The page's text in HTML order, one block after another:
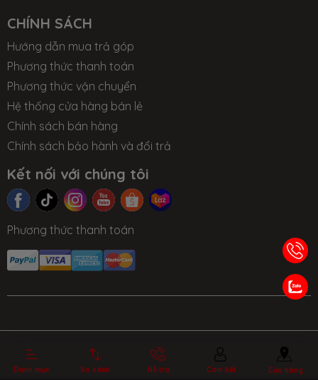
QUYỀN
HÀNH
bàn phím được ghép nối độc đáo, thiết kế mỏng nhẹ
đến bất ngờ đối với một dòng gaming chỉ mỏng
21,7mm. Bên cạnh đó còn có thiết kế thông gió hình
chữ X ẩn ở dưới máy tạo nên 1 điểm bật đầy thu hút.
Cấu tạo từ hợp kim nhôm xám chắc chắn nhưng chỉ mỏng
một chiếc laptop gaming mỏng nhất, nhanh nhất và
CHÍNH SÁCH
Hướng dẫn mua trả góp
Phương thức thanh toán
Phương thức vận chuyển
Hệ thống cửa hàng bán lẻ
Chính sách bán hàng
Chính sách bảo hành và đổi trả
Kết nối với chúng tôi
Phương thức thanh toán
Bản quyền thuộc về MSIVIETNAM.vn. Cung cấp bởi Sapo.
Danh mục So sánh Hỗ trợ Cam kết Cửa hàng